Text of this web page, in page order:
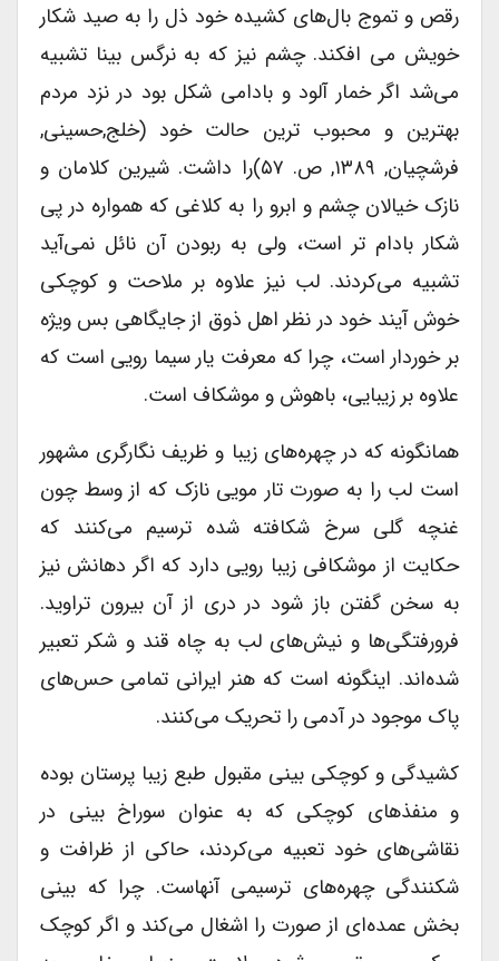
رقص و تموج بال‌های کشیده خود ذل را به صید شکار
خویش می افکند. چشم نیز که به نرگس بینا تشبیه
می‌شد اگر خمار آلود و بادامی شکل بود در نزد مردم
بهترین و محبوب ترین حالت خود (خلج,حسینی,
فرشچیان, ۱۳۸۹, ص. ۵۷)را داشت. شیرین کلامان و
نازک خیالان چشم و ابرو را به کلاغی که همواره در پی
شکار بادام تر است، ولی به ربودن آن نائل نمی‌آید
تشبیه می‌کردند. لب نیز علاوه بر ملاحت و کوچکی
خوش آیند خود در نظر اهل ذوق از جایگاهی بس ویژه
بر خوردار است، چرا که معرفت یار سیما رویی است که
علاوه بر زیبایی، باهوش و موشکاف است.
همانگونه که در چهره‌های زیبا و ظریف نگارگری مشهور
است لب را به صورت تار مویی نازک که از وسط چون
غنچه گلی سرخ شکافته شده ترسیم می‌کنند که
حکایت از موشکافی زیبا رویی دارد که اگر دهانش نیز
به سخن گفتن باز شود در دری از آن بیرون تراوید.
فرورفتگی‌ها و نیش‌های لب به چاه قند و شکر تعبیر
شده‌اند. اینگونه است که هنر ایرانی تمامی حس‌های
پاک موجود در آدمی را تحریک می‌کنند.
کشیدگی و کوچکی بینی مقبول طبع زیبا پرستان بوده
و منفذهای کوچکی که به عنوان سوراخ بینی در
نقاشی‌های خود تعبیه می‌کردند، حاکی از ظرافت و
شکنندگی چهره‌های ترسیمی آنهاست. چرا که بینی
بخش عمده‌ای از صورت را اشغال می‌کند و اگر کوچک